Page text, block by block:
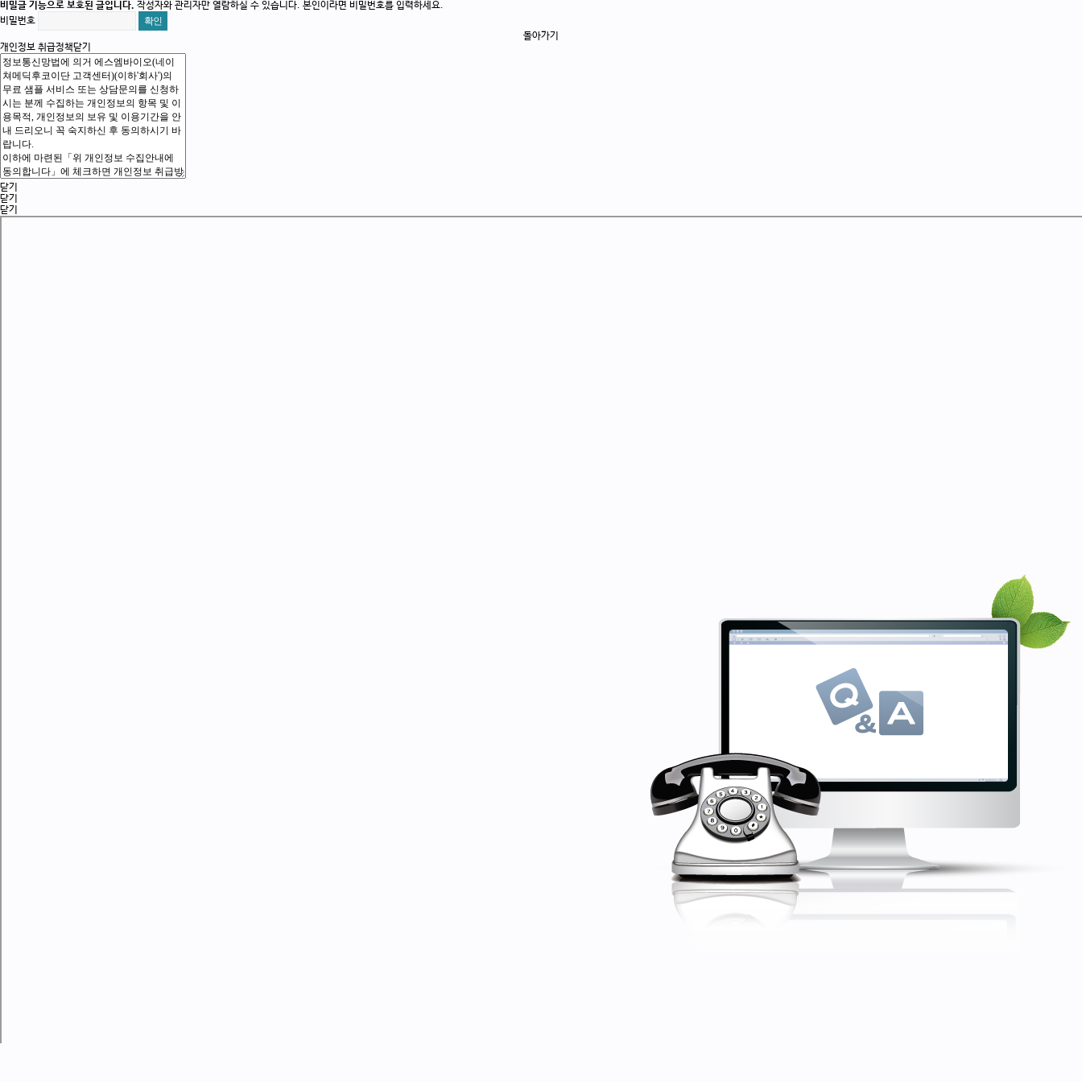
비밀글 기능으로 보호된 글입니다. 작성자와 관리자만 열람하실 수 있습니다. 본인이라면 비밀번호를 입력하세요.
비밀번호
돌아가기
개인정보 취급정책닫기
닫기
닫기
닫기